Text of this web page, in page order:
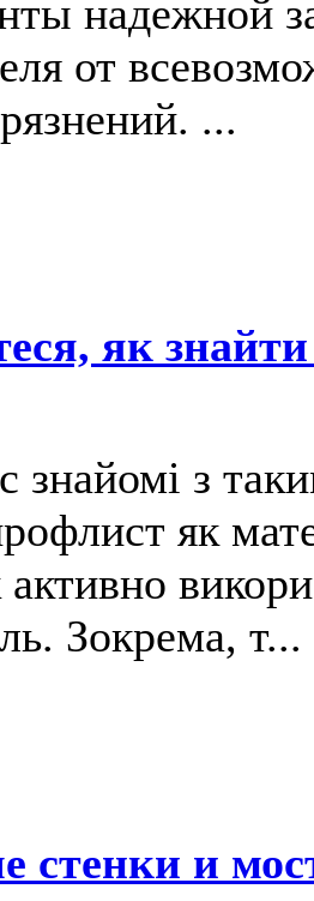
надежной
от
...
як
знайомі з
як
Зокрема, т...
стенки и